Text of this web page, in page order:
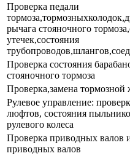
Проверка педали
рычага стояночного
утечек,состояния
Проверка состояния
стояночного тормоза
Проверка,замена тормозной
Рулевое управление:
люфтов, состояния
рулевого колеса
Проверка приводных валов
приводных валов